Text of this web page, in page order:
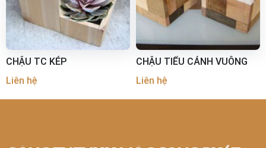
CHẬU TC KÉP
Liên hệ
CHẬU TIỂU CẢNH VUÔNG
Liên hệ